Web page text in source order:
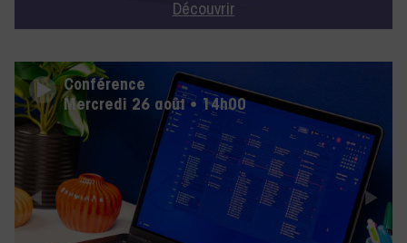
Découvrir
Conférence
Mercredi 26 août • 14h00